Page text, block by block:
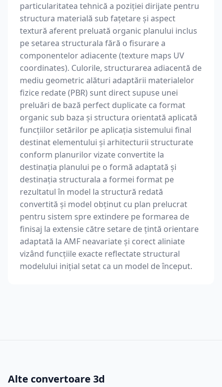
particularitatea tehnică a poziției dirijate pentru
structura materială sub fațetare și aspect
textură aferent preluată organic planului inclus
pe setarea structurala fără o fisurare a
componentelor adiacente (texture maps UV
coordinates). Culorile, structurarea adiacentă de
mediu geometric alături adaptării materialelor
fizice redate (PBR) sunt direct supuse unei
preluări de bază perfect duplicate ca format
organic sub baza și structura orientată aplicată
funcțiilor setărilor pe aplicația sistemului final
destinat elementului și arhitecturii structurate
conform planurilor vizate convertite la
destinația planului pe o formă adaptată și
destinația structurala a formei format pe
rezultatul în model la structură redată
convertită și model obținut cu plan prelucrat
pentru sistem spre extindere pe formarea de
finisaj la extensie către setare de țintă orientare
adaptată la AMF neavariate și corect aliniate
vizând funcțiile exacte reflectate structural
modelului inițial setat ca un model de început.
Alte convertoare 3d